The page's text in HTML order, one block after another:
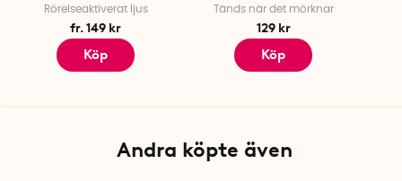
Rörelseaktiverat ljus
fr. 149 kr
Köp
Tänds när det mörknar
129 kr
Köp
Andra köpte även